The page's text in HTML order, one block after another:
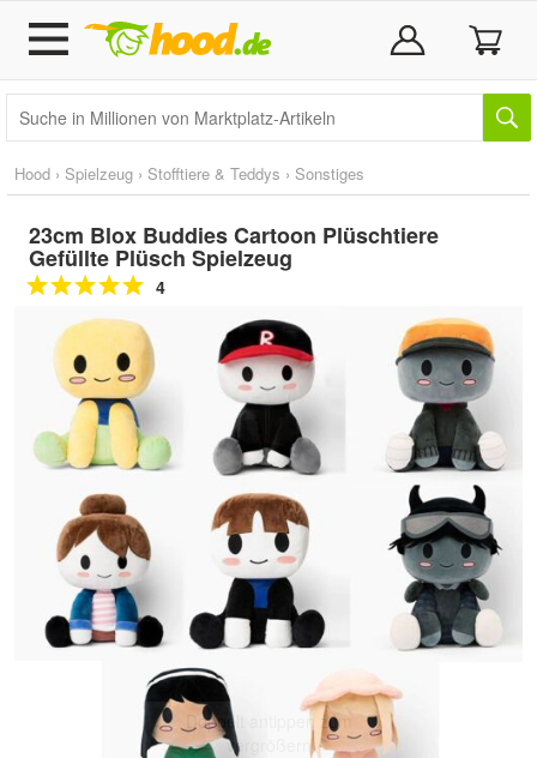
Hood › Spielzeug › Stofftiere & Teddys › Sonstiges
23cm Blox Buddies Cartoon Plüschtiere
Gefüllte Plüsch Spielzeug
4
Doppelt antippen zum
vergrößern